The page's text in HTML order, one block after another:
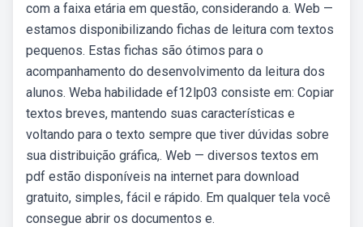
com a faixa etária em questão, considerando a. Web —
estamos disponibilizando fichas de leitura com textos
pequenos. Estas fichas são ótimos para o
acompanhamento do desenvolvimento da leitura dos
alunos. Weba habilidade ef12lp03 consiste em: Copiar
textos breves, mantendo suas características e
voltando para o texto sempre que tiver dúvidas sobre
sua distribuição gráfica,. Web — diversos textos em
pdf estão disponíveis na internet para download
gratuito, simples, fácil e rápido. Em qualquer tela você
consegue abrir os documentos e.